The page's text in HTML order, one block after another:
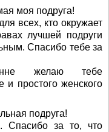
моя подруга!
всех, кто окружает
лучшей подруги
Спасибо тебе за
желаю тебе
и простого женского
подруга!
Спасибо за то, что